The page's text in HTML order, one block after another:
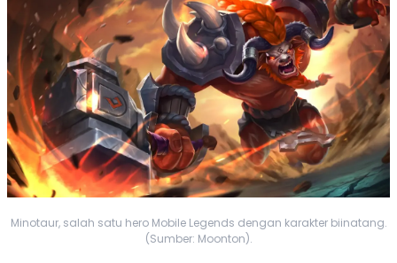
Minotaur, salah satu hero Mobile Legends dengan karakter biinatang.
(Sumber: Moonton).